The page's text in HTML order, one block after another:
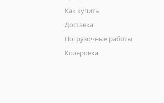
Как купить
Доставка
Погрузочные работы
Колеровка